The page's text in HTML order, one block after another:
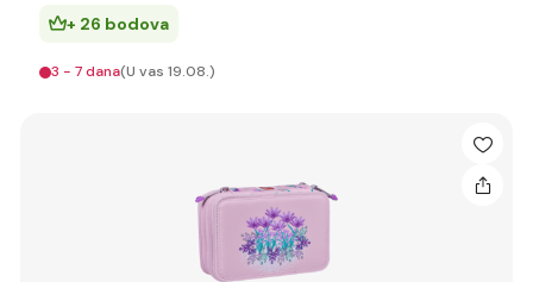
+ 26 bodova
3 - 7 dana(U vas 19.08.)